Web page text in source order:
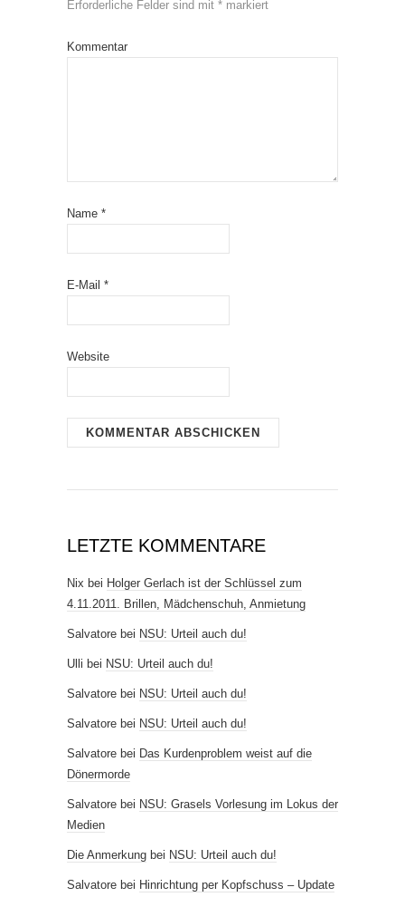
Erforderliche Felder sind mit * markiert
Kommentar
Name *
E-Mail *
Website
LETZTE KOMMENTARE
Nix bei Holger Gerlach ist der Schlüssel zum
4.11.2011. Brillen, Mädchenschuh, Anmietung
Salvatore bei NSU: Urteil auch du!
Ulli bei NSU: Urteil auch du!
Salvatore bei NSU: Urteil auch du!
Salvatore bei NSU: Urteil auch du!
Salvatore bei Das Kurdenproblem weist auf die
Dönermorde
Salvatore bei NSU: Grasels Vorlesung im Lokus der
Medien
Die Anmerkung bei NSU: Urteil auch du!
Salvatore bei Hinrichtung per Kopfschuss – Update